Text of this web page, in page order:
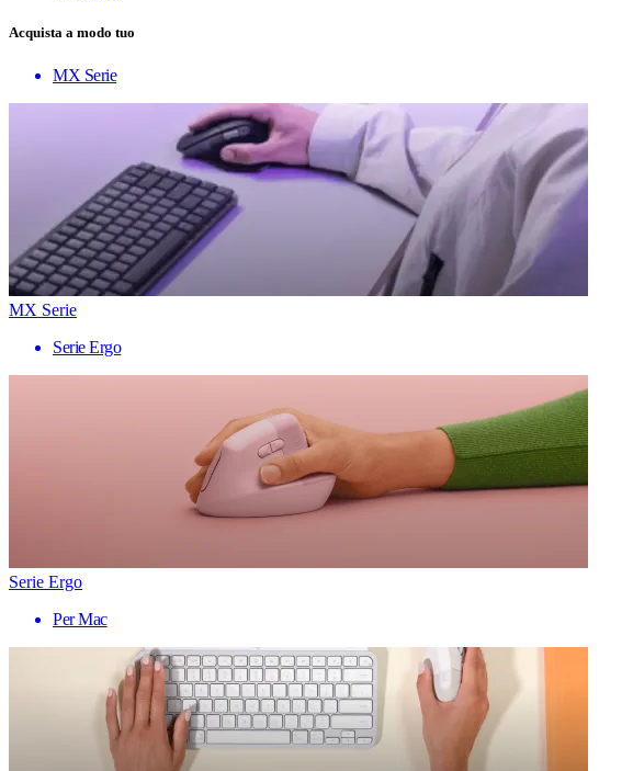
Acquista a modo tuo
MX Serie
MX Serie
Serie Ergo
Serie Ergo
Per Mac